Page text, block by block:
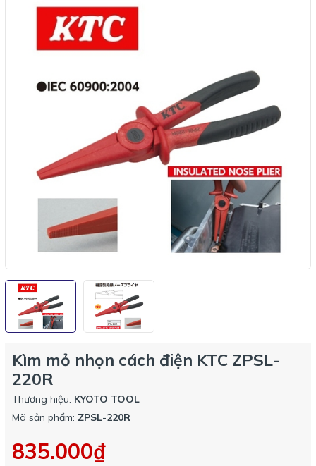
Kìm mỏ nhọn cách điện KTC ZPSL-
220R
Thương hiệu: KYOTO TOOL
Mã sản phẩm: ZPSL-220R
835.000₫